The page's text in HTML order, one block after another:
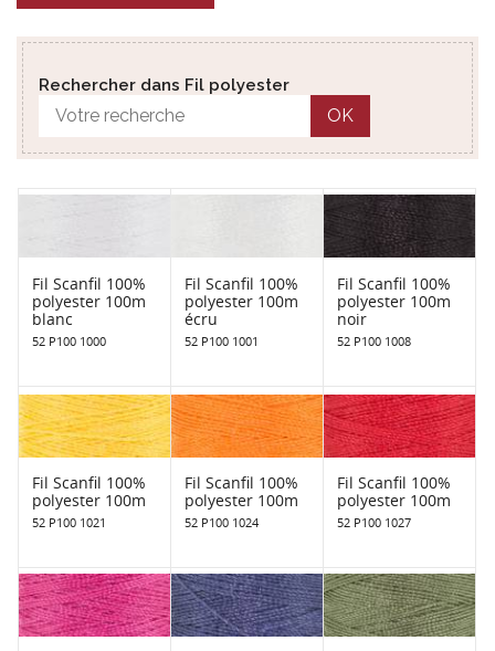
Rechercher dans Fil polyester
OK
Fil Scanfil 100%
polyester 100m
blanc
52 P100 1000
Fil Scanfil 100%
polyester 100m
écru
52 P100 1001
Fil Scanfil 100%
polyester 100m
noir
52 P100 1008
Fil Scanfil 100%
polyester 100m
52 P100 1021
Fil Scanfil 100%
polyester 100m
52 P100 1024
Fil Scanfil 100%
polyester 100m
52 P100 1027